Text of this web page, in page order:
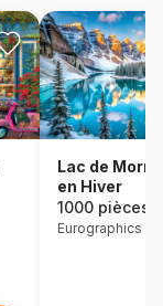
Lac de
en Hiver
1000 pièces
Eurographics